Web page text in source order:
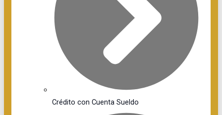
Crédito con Cuenta Sueldo